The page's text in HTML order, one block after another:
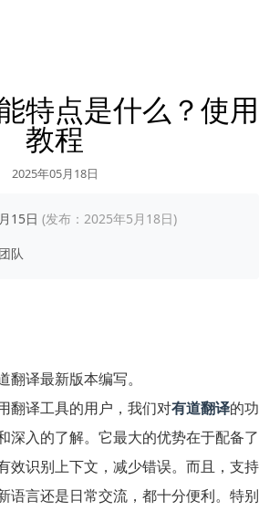
特点是什么？使用
教程
2025年05月18日
15日 (发布：2025年5月18日)
队
翻译最新版本编写。
翻译工具的用户，我们对有道翻译的功
深入的了解。它最大的优势在于配备了
效识别上下文，减少错误。而且，支持
语言还是日常交流，都十分便利。特别